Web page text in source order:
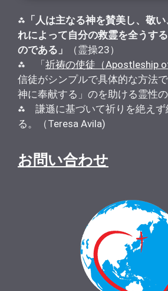
⁂ 「人は主なる神を賛美し、敬
れによって自分の救霊を全うす
のである」
（霊操23）
⁂ 「祈祷の使徒（Apostleship of
信徒がシンプルで具体的な方法
神に奉献する」のを助ける霊性の
⁂ 謙遜に基づいて祈りを絶えず
る。（Teresa Avila)
お問い合わせ